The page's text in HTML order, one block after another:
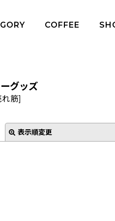
COFFEE
グッズ
れ筋]
表示順変更